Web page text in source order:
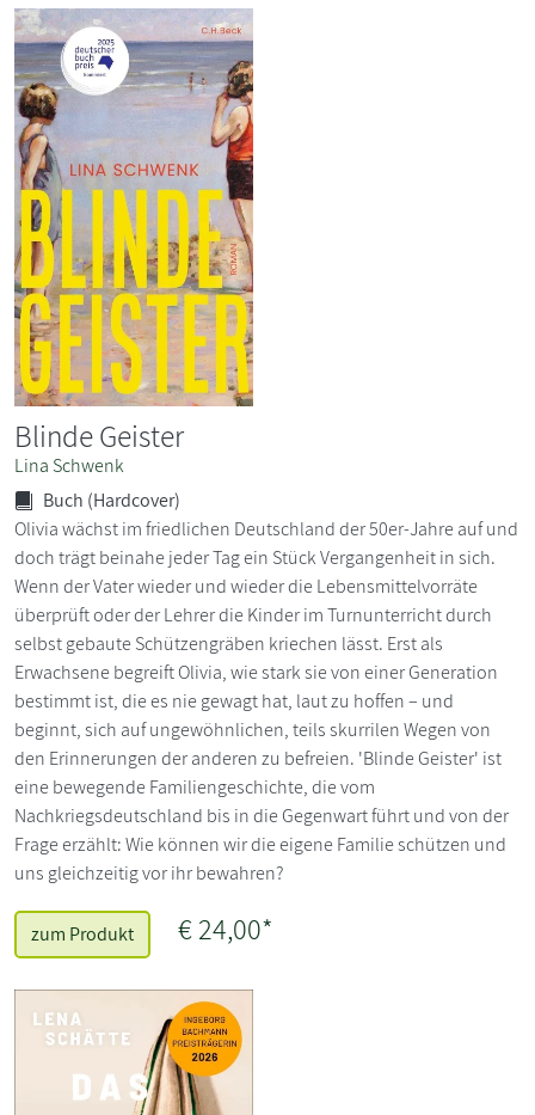
Blinde Geister
Lina Schwenk
Buch (Hardcover)
Olivia wächst im friedlichen Deutschland der 50er-Jahre auf und
doch trägt beinahe jeder Tag ein Stück Vergangenheit in sich.
Wenn der Vater wieder und wieder die Lebensmittelvorräte
überprüft oder der Lehrer die Kinder im Turnunterricht durch
selbst gebaute Schützengräben kriechen lässt. Erst als
Erwachsene begreift Olivia, wie stark sie von einer Generation
bestimmt ist, die es nie gewagt hat, laut zu hoffen – und
beginnt, sich auf ungewöhnlichen, teils skurrilen Wegen von
den Erinnerungen der anderen zu befreien. 'Blinde Geister' ist
eine bewegende Familiengeschichte, die vom
Nachkriegsdeutschland bis in die Gegenwart führt und von der
Frage erzählt: Wie können wir die eigene Familie schützen und
uns gleichzeitig vor ihr bewahren?
zum Produkt € 24,00*